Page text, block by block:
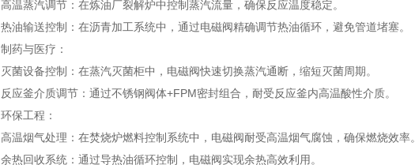
高温蒸汽调节：在炼油厂裂解炉中控制蒸汽流量，确保反应温度稳定。
热油输送控制：在沥青加工系统中，通过电磁阀精确调节热油循环，避免管道堵塞。
制药与医疗：
灭菌设备控制：在蒸汽灭菌柜中，电磁阀快速切换蒸汽通断，缩短灭菌周期。
反应釜介质调节：通过不锈钢阀体+FPM密封组合，耐受反应釜内高温酸性介质。
环保工程：
高温烟气处理：在焚烧炉燃料控制系统中，电磁阀耐受高温烟气腐蚀，确保燃烧效率
余热回收系统：通过导热油循环控制，电磁阀实现余热高效利用。